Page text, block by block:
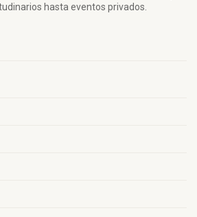
hasta eventos privados.